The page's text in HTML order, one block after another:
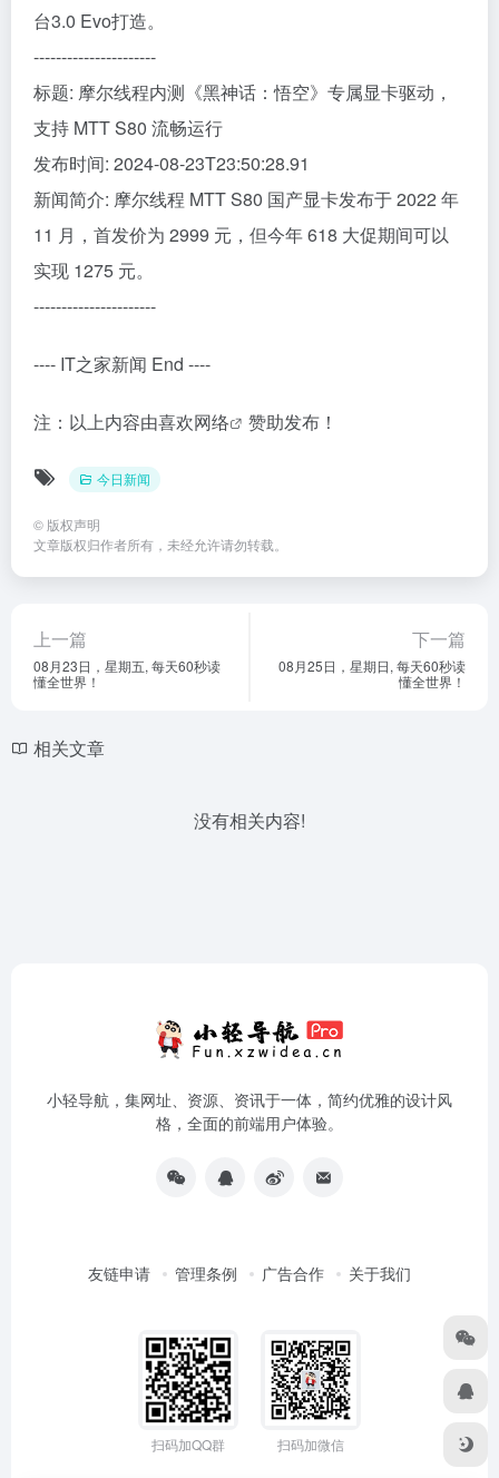
台3.0 Evo打造。
----------------------
标题: 摩尔线程内测《黑神话：悟空》专属显卡驱动，
支持 MTT S80 流畅运行
发布时间: 2024-08-23T23:50:28.91
新闻简介: 摩尔线程 MTT S80 国产显卡发布于 2022 年
11 月，首发价为 2999 元，但今年 618 大促期间可以
实现 1275 元。
----------------------
---- IT之家新闻 End ----
注：以上内容由喜欢网络 赞助发布！
今日新闻
© 版权声明
文章版权归作者所有，未经允许请勿转载。
上一篇
08月23日，星期五, 每天60秒读
懂全世界！
下一篇
08月25日，星期日, 每天60秒读
懂全世界！
相关文章
没有相关内容!
小轻导航，集网址、资源、资讯于一体，简约优雅的设计风
格，全面的前端用户体验。
友链申请 管理条例 广告合作 关于我们
扫码加QQ群 扫码加微信